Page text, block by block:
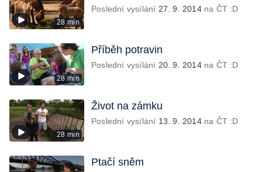
28 min
Poslední vysílání 27. 9. 2014na ČT :D
28 min
Příběh potravin
Poslední vysílání 20. 9. 2014na ČT :D
28 min
Život na zámku
Poslední vysílání 13. 9. 2014na ČT :D
Ptačí sněm